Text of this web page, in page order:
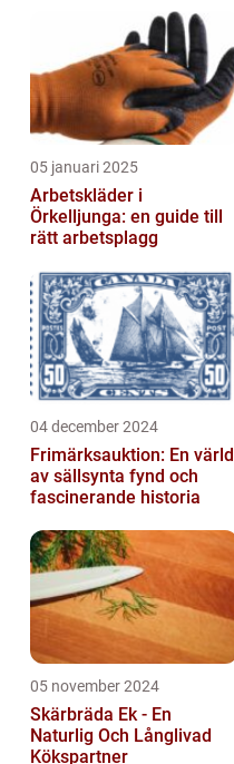
05 januari 2025
Arbetskläder i
Örkelljunga: en guide till
rätt arbetsplagg
04 december 2024
Frimärksauktion: En värld
av sällsynta fynd och
fascinerande historia
05 november 2024
Skärbräda Ek - En
Naturlig Och Långlivad
Kökspartner